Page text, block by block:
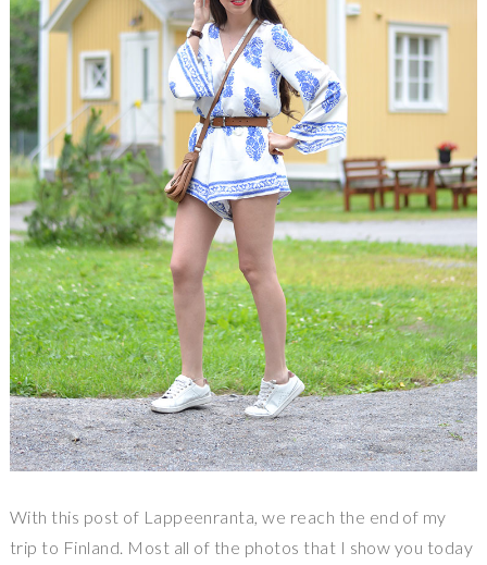
With this post of Lappeenranta, we reach the end of my
trip to Finland. Most all of the photos that I show you today